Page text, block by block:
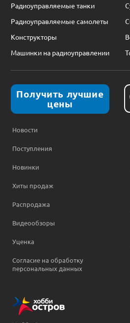
Радиоуправляемые танки
Радиоуправляемые самолеты
Конструкторы
Машинки на радиоуправлении
Получить лучшие
цены
Новости
Поступления
Новинки
Хиты продаж
Распродажа
Видеообзоры
Уценка
Согласие на обработку
персональных данных